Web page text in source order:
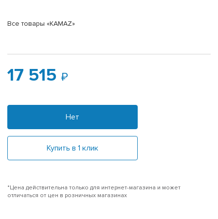
Все товары «KAMAZ»
17 515
Нет
Купить в 1 клик
*Цена действительна только для интернет-магазина и может
отличаться от цен в розничных магазинах